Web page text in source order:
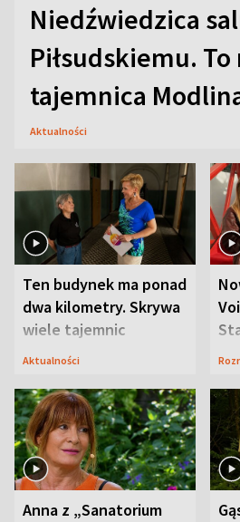
Niedźwiedzica
Piłsudskiemu.
tajemnica
Aktualności
Ten budynek ma ponad
dwa kilometry. Skrywa
wiele tajemnic
Aktualności
Anna z „Sanatorium